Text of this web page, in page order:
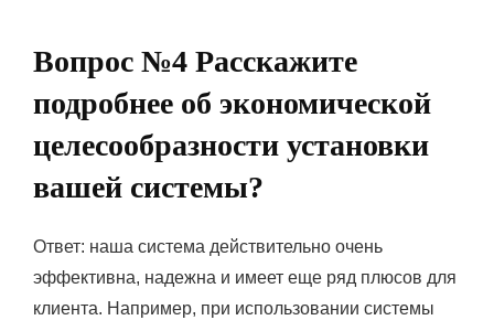
Вопрос №4 Расскажите
подробнее об экономической
целесообразности установки
вашей системы?
Ответ: наша система действительно очень
эффективна, надежна и имеет еще ряд плюсов для
клиента. Например, при использовании системы